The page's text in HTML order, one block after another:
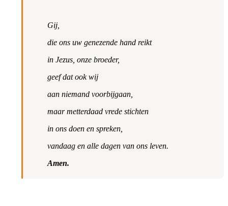
Gij,
die ons uw genezende hand reikt
in Jezus, onze broeder,
geef dat ook wij
aan niemand voorbijgaan,
maar metterdaad vrede stichten
in ons doen en spreken,
vandaag en alle dagen van ons leven.
Amen.